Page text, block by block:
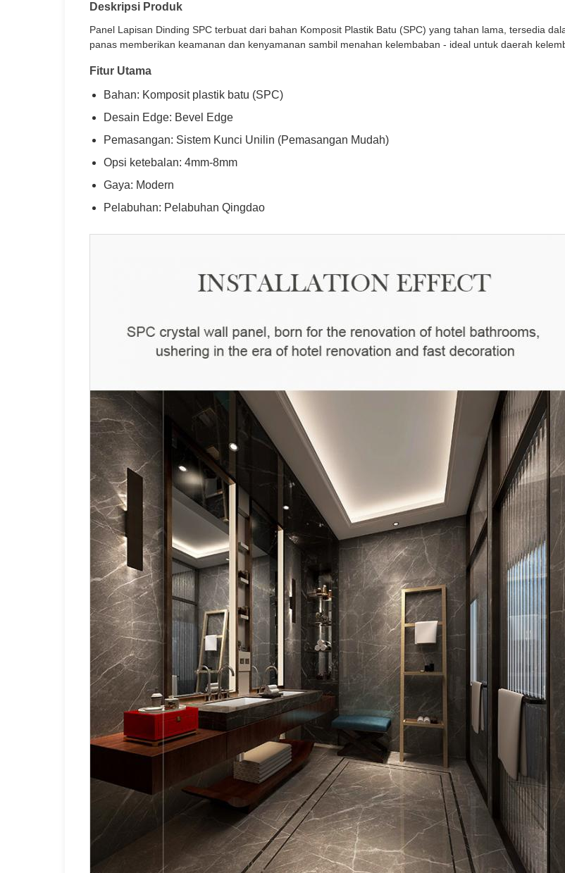
Deskripsi Produk
Panel Lapisan Dinding SPC terbuat dari bahan Komposit Plastik Batu (SPC) yang tahan lama, tersedia
panas memberikan keamanan dan kenyamanan sambil menahan kelembaban - ideal untuk daerah
Fitur Utama
Bahan: Komposit plastik batu (SPC)
Desain Edge: Bevel Edge
Pemasangan: Sistem Kunci Unilin (Pemasangan Mudah)
Opsi ketebalan: 4mm-8mm
Gaya: Modern
Pelabuhan: Pelabuhan Qingdao